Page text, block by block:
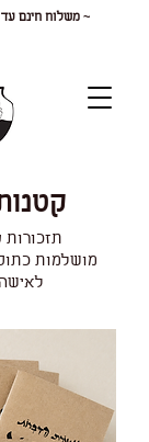
~ משלוח חינם עד הבית ~ בקנייה מעל 350 ש"ח ~
מושלמות